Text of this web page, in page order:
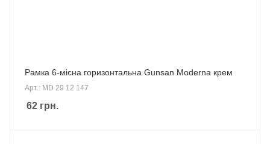
Рамка 6-місна горизонтальна Gunsan Moderna крем
Арт.: MD 29 12 147
62 грн.